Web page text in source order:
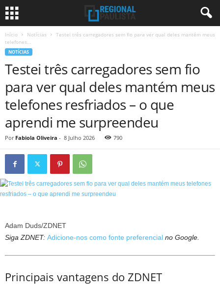
Início Notícias
Testei três carregadores sem fio para ver qual deles mantém meus
telefones...
NOTÍCIAS
Testei três carregadores sem fio
para ver qual deles mantém meus
telefones resfriados – o que
aprendi me surpreendeu
Por Fabiola Oliveira - 8 Julho 2026 790
Adam Duds/ZDNET
Siga ZDNET: Adicione-nos como fonte preferencial no Google.
Principais vantagens do ZDNET